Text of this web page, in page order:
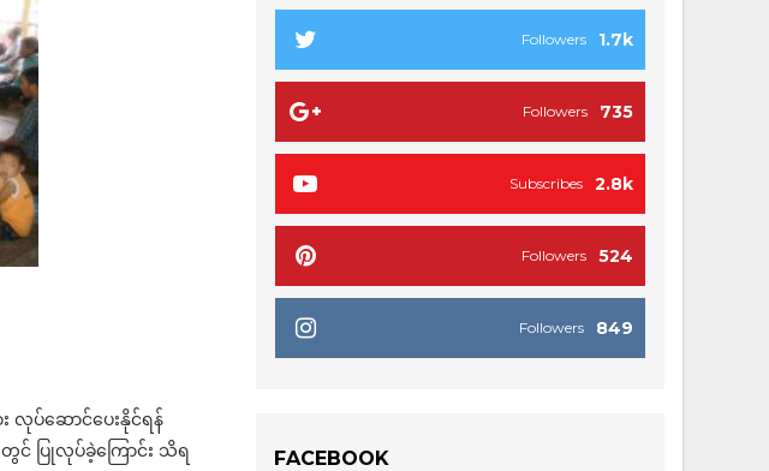
လုပ်ဆောင်ပေးနိုင်ရန်
င် ပြုလုပ်ခဲ့ကြောင်း သိရ
1.7k
Followers
735
Followers
2.8k
Subscribes
524
Followers
849
Followers
FACEBOOK